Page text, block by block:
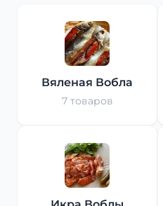
Вяленая Вобла
7 товаров